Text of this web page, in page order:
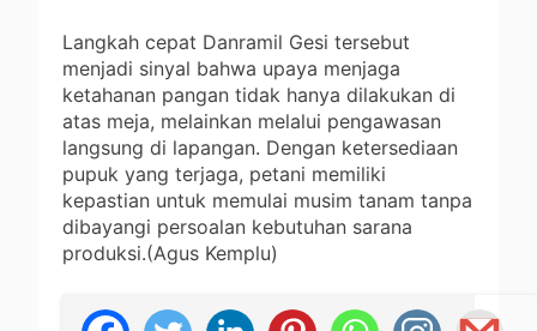
Langkah cepat Danramil Gesi tersebut
menjadi sinyal bahwa upaya menjaga
ketahanan pangan tidak hanya dilakukan di
atas meja, melainkan melalui pengawasan
langsung di lapangan. Dengan ketersediaan
pupuk yang terjaga, petani memiliki
kepastian untuk memulai musim tanam tanpa
dibayangi persoalan kebutuhan sarana
produksi.(Agus Kemplu)